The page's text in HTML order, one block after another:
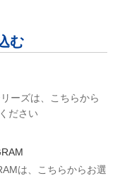
む
ーズは、こちらから
ださい
は、こちらからお選